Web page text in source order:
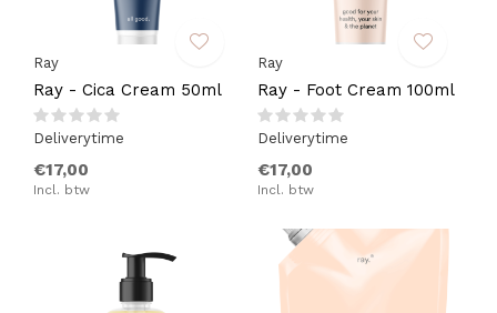
Ray
Ray - Cica Cream 50ml
Deliverytime
€17,00
Incl. btw
Ray
Ray - Foot Cream 100ml
Deliverytime
€17,00
Incl. btw